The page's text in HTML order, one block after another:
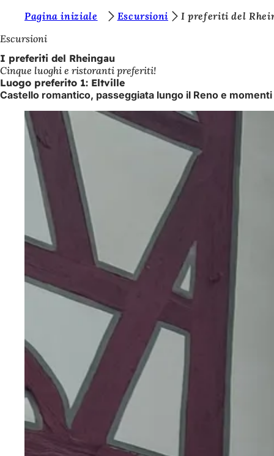
Vai al contenuto
i
e
t
e
Pagina iniziale Escursioni
I preferiti del
Escursioni
I preferiti del Rheingau
Cinque luoghi e ristoranti preferiti!
Luogo preferito 1: Eltville
Castello romantico, passeggiata lungo il Reno e